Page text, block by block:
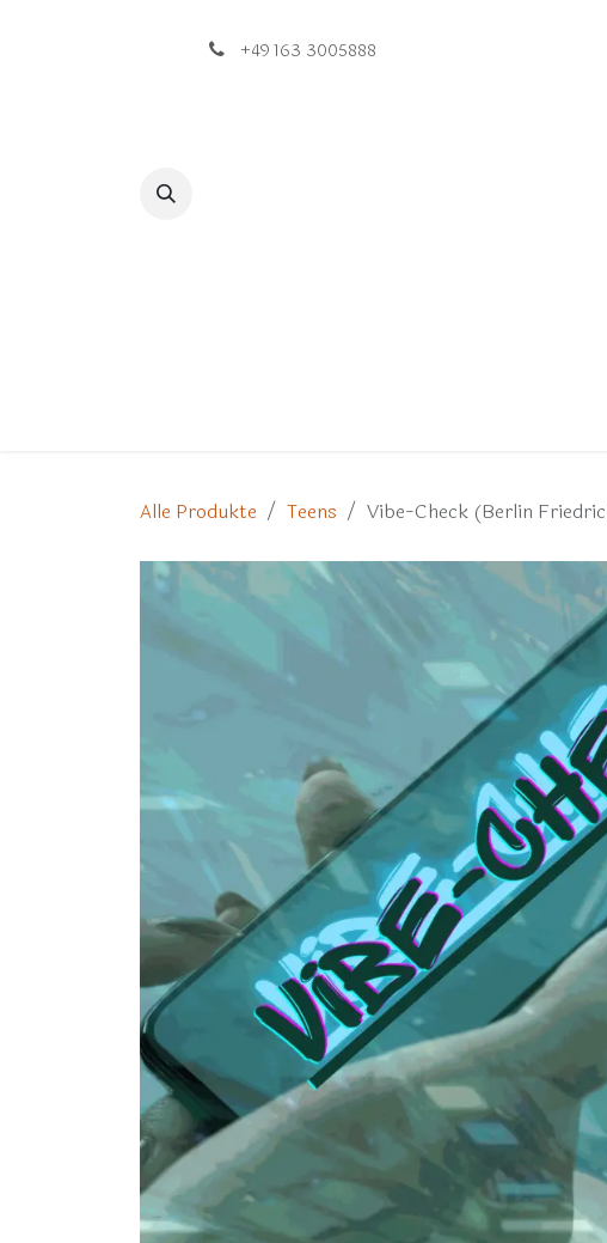
+49 163 3005888
Alle Produkte Teens Vibe-Check (Berlin